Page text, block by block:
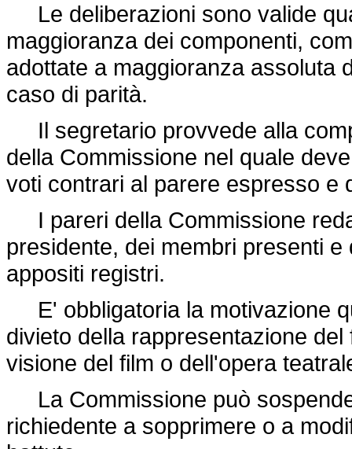
Le deliberazioni sono valide
maggioranza dei componenti,
adottate a maggioranza assoluta
caso di parità.
Il segretario provvede alla
della Commissione nel quale
voti contrari al parere espresso e
I pareri della Commissione
presidente, dei membri presenti
appositi registri.
E' obbligatoria la motivazione
divieto della rappresentazione
visione del film o dell'opera
La Commissione può
richiedente a sopprimere o a